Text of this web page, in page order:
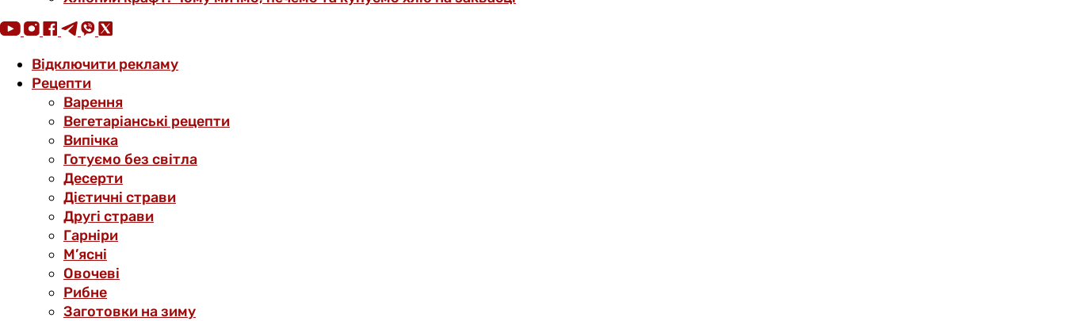
Відключити рекламу
Рецепти
Варення
Вегетаріанські рецепти
Випічка
Готуємо без світла
Десерти
Дієтичні страви
Другі страви
Гарніри
М’ясні
Овочеві
Рибне
Заготовки на зиму